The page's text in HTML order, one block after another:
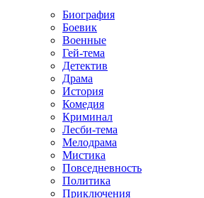
Биография
Боевик
Военные
Гей-тема
Детектив
Драма
История
Комедия
Криминал
Лесби-тема
Мелодрама
Мистика
Повседневность
Политика
Приключения